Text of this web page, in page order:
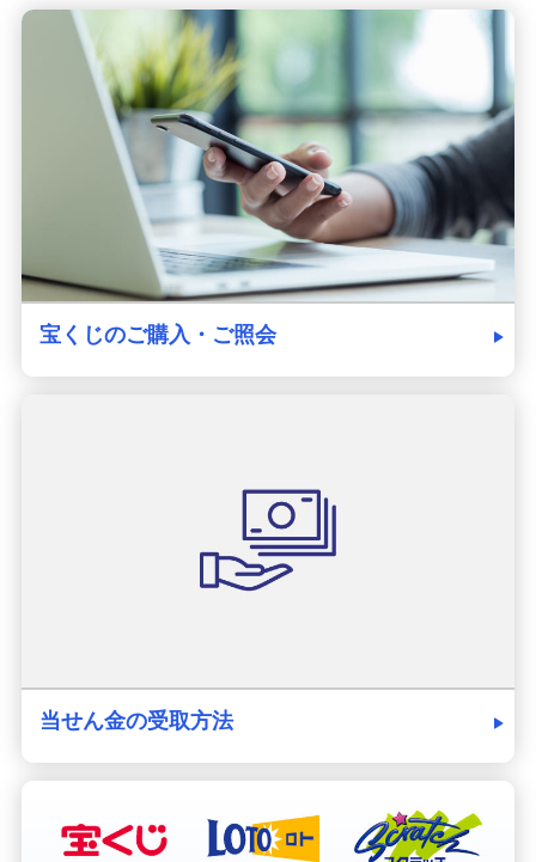
宝くじのご購入・ご照会
当せん金の受取方法